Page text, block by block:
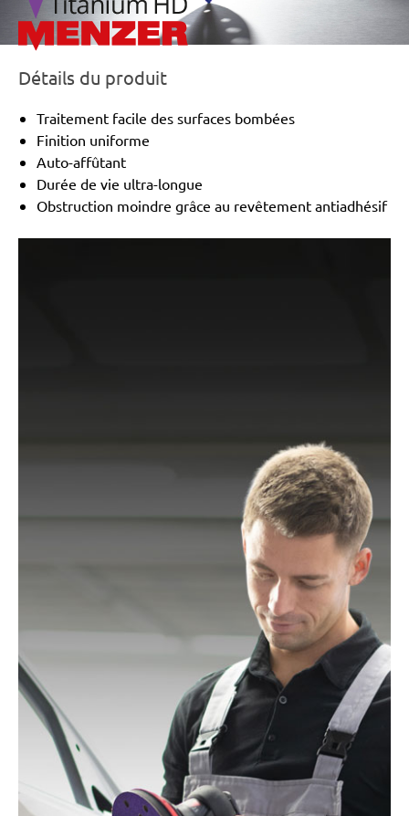
Détails du produit
Traitement facile des surfaces bombées
Finition uniforme
Auto-affûtant
Durée de vie ultra-longue
Obstruction moindre grâce au revêtement antiadhésif